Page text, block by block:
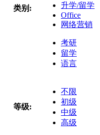
类别:
升学/留学
Office
网络营销
考研
留学
语言
等级:
不限
初级
中级
高级